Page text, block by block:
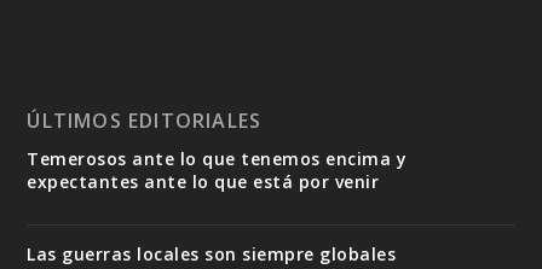
ÚLTIMOS EDITORIALES
Temerosos ante lo que tenemos encima y
expectantes ante lo que está por venir
Las guerras locales son siempre globales